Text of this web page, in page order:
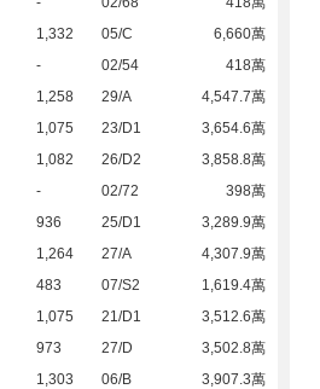
1,332 05/C
6,660萬
- 02/54
418萬
1,258 29/A
4,547.7萬
1,075 23/D1
3,654.6萬
1,082 26/D2
3,858.8萬
- 02/72
398萬
936 25/D1
3,289.9萬
1,264 27/A
4,307.9萬
483 07/S2
1,619.4萬
1,075 21/D1
3,512.6萬
973 27/D
3,502.8萬
1,303 06/B
3,907.3萬